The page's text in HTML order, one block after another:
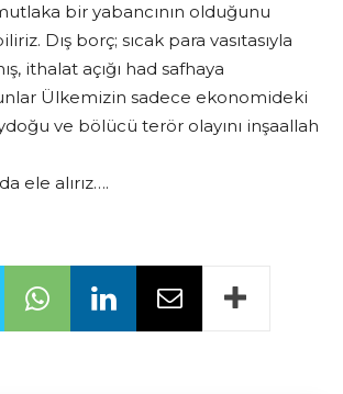
bir yabancının olduğunu
Dış borç; sıcak para vasıtasıyla
ithalat açığı had safhaya
Ülkemizin sadece ekonomideki
ve bölücü terör olayını inşaallah
ele alırız….